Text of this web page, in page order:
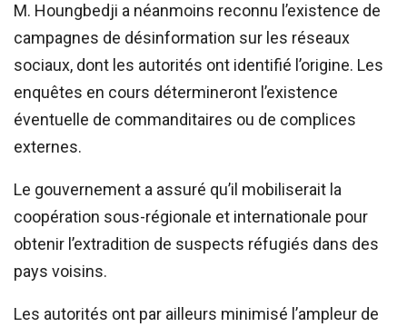
M. Houngbedji a néanmoins reconnu l’existence de
campagnes de désinformation sur les réseaux
sociaux, dont les autorités ont identifié l’origine. Les
enquêtes en cours détermineront l’existence
éventuelle de commanditaires ou de complices
externes.
Le gouvernement a assuré qu’il mobiliserait la
coopération sous-régionale et internationale pour
obtenir l’extradition de suspects réfugiés dans des
pays voisins.
Les autorités ont par ailleurs minimisé l’ampleur de